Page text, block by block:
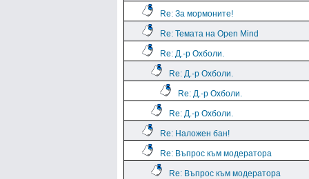
Re: За мормоните!
Re: Темата на Open Mind
Re: Д.-р Охболи.
Re: Д.-р Охболи.
Re: Д.-р Охболи.
Re: Д.-р Охболи.
Re: Наложен бан!
Re: Въпрос към модератора
Re: Въпрос към модератора